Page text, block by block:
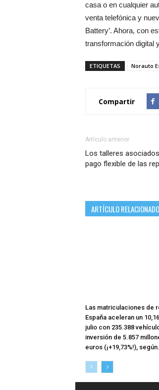
casa o en cualquier
venta telefónica y
Battery’. Ahora, con
transformación digital
ETIQUETAS Norauto
Compartir
Artículo anterior
Los talleres
pago flexible de las
ARTÍCULO
Las matriculaciones de
España aceleran un
julio con 235.388
inversión de 5.857
euros (¡+19,73%!),